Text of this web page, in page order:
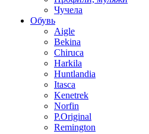
Чучела
Обувь
Aigle
Bekina
Chiruсa
Harkila
Huntlandia
Itasca
Kenetrek
Norfin
P.Original
Remington